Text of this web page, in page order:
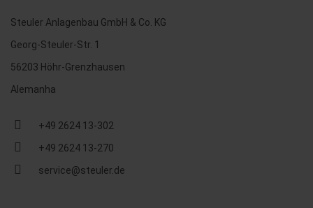
Steuler Anlagenbau GmbH & Co. KG
Georg-Steuler-Str. 1
56203 Höhr-Grenzhausen
Alemanha
+49 2624 13-302
+49 2624 13-270
service@steuler.de